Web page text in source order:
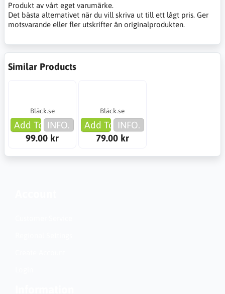
Produkt av vårt eget varumärke.
Det bästa alternativet när du vill skriva ut till ett lågt pris. Ger
motsvarande eller fler utskrifter än originalprodukten.
Similar Products
Bläck.se
Add To Cart
INFO.
99.00 kr
Bläck.se
Add To Cart
INFO.
79.00 kr